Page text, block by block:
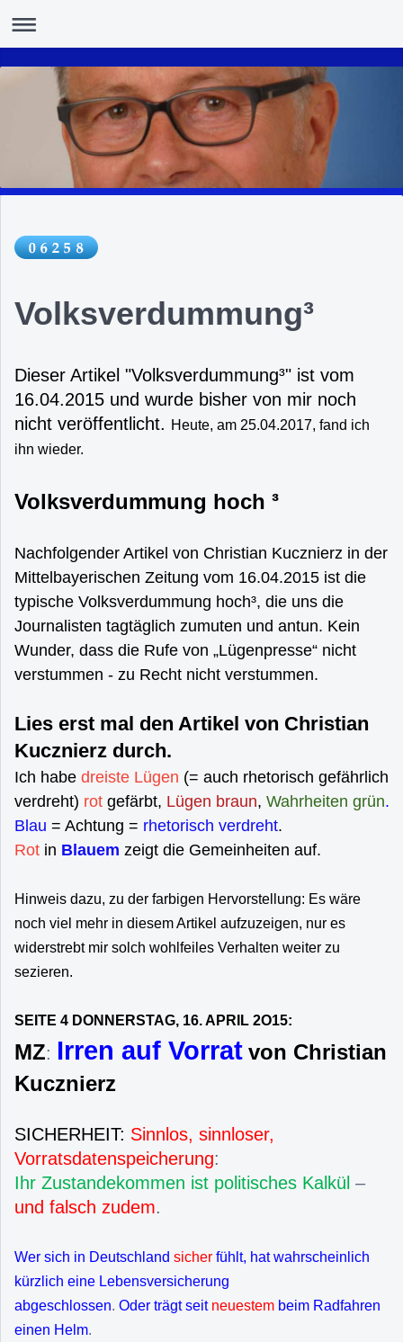
Volksverdummung³
Dieser Artikel "Volksverdummung³" ist vom
16.04.2015 und wurde bisher von mir noch
nicht veröffentlicht. Heute, am 25.04.2017, fand ich
ihn wieder.
Volksverdummung hoch ³
Nachfolgender Artikel von Christian Kucznierz in der
Mittelbayerischen Zeitung vom 16.04.2015 ist die
typische Volksverdummung hoch³, die uns die
Journalisten tagtäglich zumuten und antun. Kein
Wunder, dass die Rufe von „Lügenpresse“ nicht
verstummen - zu Recht nicht verstummen.
Lies erst mal den Artikel von Christian
Kucznierz durch.
Ich habe dreiste Lügen (= auch rhetorisch gefährlich
verdreht) rot gefärbt, Lügen braun, Wahrheiten grün.
Blau = Achtung = rhetorisch verdreht.
Rot in Blauem zeigt die Gemeinheiten auf.
Hinweis dazu, zu der farbigen Hervorstellung: Es wäre
noch viel mehr in diesem Artikel aufzuzeigen, nur es
widerstrebt mir solch wohlfeiles Verhalten weiter zu
sezieren.
SEITE 4 DONNERSTAG, 16. APRIL 2O15:
MZ: Irren auf Vorrat von Christian
Kucznierz
SICHERHEIT: Sinnlos, sinnloser,
Vorratsdatenspeicherung:
Ihr Zustandekommen ist politisches Kalkül –
und falsch zudem.
Wer sich in Deutschland sicher fühlt, hat wahrscheinlich
kürzlich eine Lebensversicherung
abgeschlossen. Oder trägt seit neuestem beim Radfahren
einen Helm.